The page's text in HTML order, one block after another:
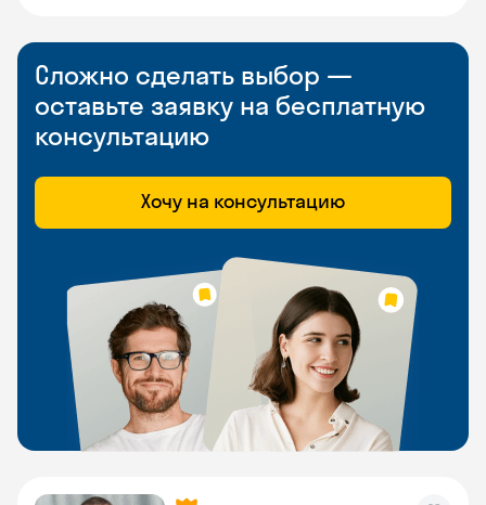
Сложно сделать выбор —
оставьте заявку на бесплатную
консультацию
Хочу на консультацию